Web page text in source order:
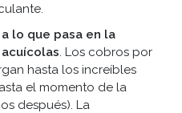
lo que pasa en la
. Los cobros por
hasta los increíbles
el momento de la
después). La